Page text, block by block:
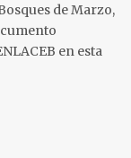
de Marzo,
en esta